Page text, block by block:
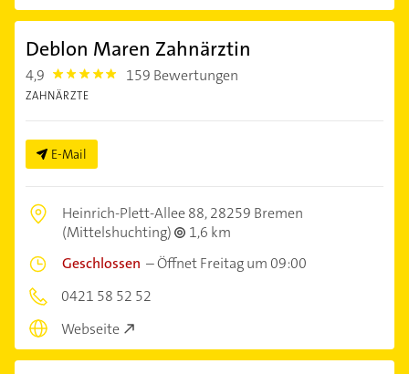
Deblon Maren Zahnärztin
4,9 4.9 159 Bewertungen
ZAHNÄRZTE
E-Mail
Heinrich-Plett-Allee 88,28259 Bremen
(Mittelshuchting)
1,6 km
Geschlossen –Öffnet Freitag um 09:00
0421 58 52 52
Webseite